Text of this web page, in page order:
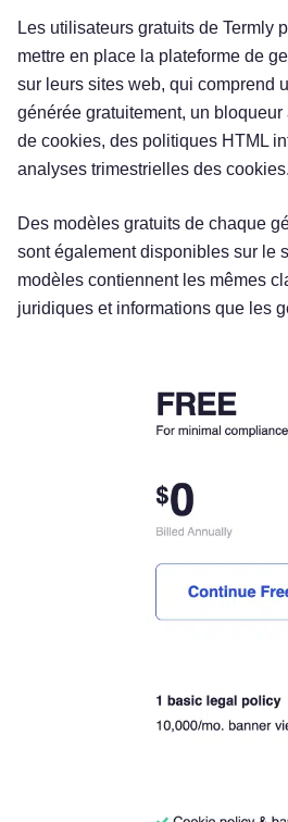
Les utilisateurs gratuits de Termly
mettre en place la plateforme de
sur leurs sites web, qui comprend
générée gratuitement, un
de cookies, des politiques HTML
analyses trimestrielles des cookies.
Des modèles gratuits de chaque
sont également disponibles sur le
modèles contiennent les mêmes
juridiques et informations que les